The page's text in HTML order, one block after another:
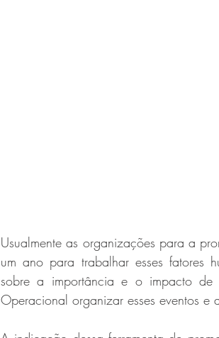
Usualmente as organizações para a
um ano para trabalhar esses fatores
sobre a importância e o impacto
Operacional organizar esses eventos e